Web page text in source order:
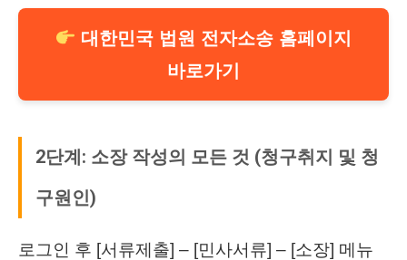
대한민국 법원 전자소송 홈페이지
바로가기
2단계: 소장 작성의 모든 것 (청구취지 및 청
구원인)
로그인 후 [서류제출] – [민사서류] – [소장] 메뉴